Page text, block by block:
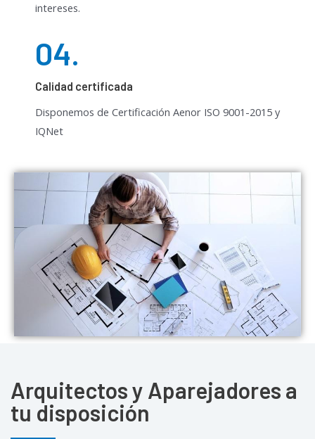
intereses.
04.
Calidad certificada
Disponemos de Certificación Aenor ISO 9001-2015 y
IQNet
Arquitectos y Aparejadores a
tu disposición